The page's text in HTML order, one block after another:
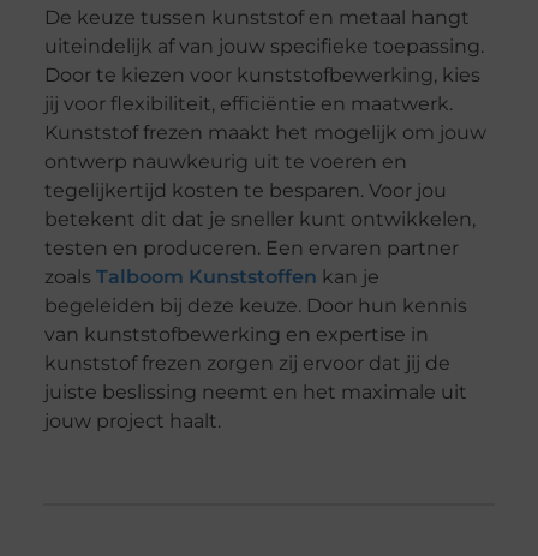
De keuze tussen kunststof en metaal hangt
uiteindelijk af van jouw specifieke toepassing.
Door te kiezen voor kunststofbewerking, kies
jij voor flexibiliteit, efficiëntie en maatwerk.
Kunststof frezen maakt het mogelijk om jouw
ontwerp nauwkeurig uit te voeren en
tegelijkertijd kosten te besparen. Voor jou
betekent dit dat je sneller kunt ontwikkelen,
testen en produceren. Een ervaren partner
zoals Talboom Kunststoffen kan je
begeleiden bij deze keuze. Door hun kennis
van kunststofbewerking en expertise in
kunststof frezen zorgen zij ervoor dat jij de
juiste beslissing neemt en het maximale uit
jouw project haalt.